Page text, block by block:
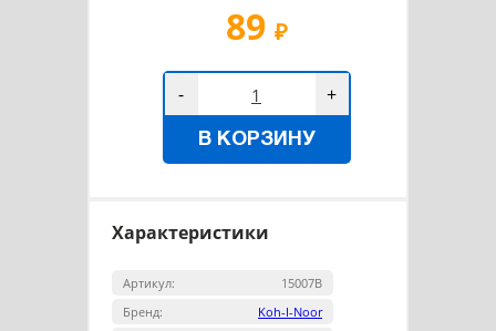
89 ₽
- +
В КОРЗИНУ
Характеристики
Артикул:
15007В
Бренд:
Koh-I-Noor